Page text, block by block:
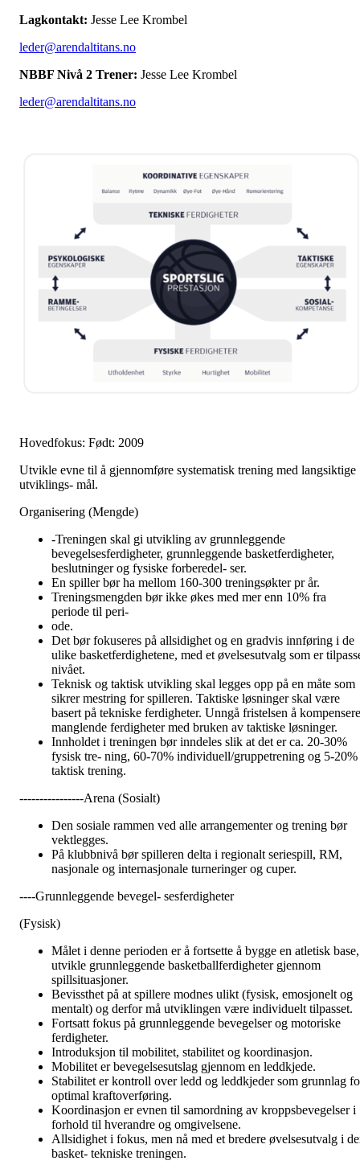
Lagkontakt: Jesse Lee Krombel
leder@arendaltitans.no
NBBF Nivå 2 Trener: Jesse Lee Krombel
leder@arendaltitans.no
Hovedfokus: Født: 2009
Utvikle evne til å gjennomføre systematisk trening med langsiktige
utviklings- mål.
Organisering (Mengde)
-Treningen skal gi utvikling av grunnleggende
bevegelsesferdigheter, grunnleggende basketferdigheter,
beslutninger og fysiske forberedel- ser.
En spiller bør ha mellom 160-300 treningsøkter pr år.
Treningsmengden bør ikke økes med mer enn 10% fra
periode til peri-
ode.
Det bør fokuseres på allsidighet og en gradvis innføring i de
ulike basketferdighetene, med et øvelsesutvalg som er
nivået.
Teknisk og taktisk utvikling skal legges opp på en måte som
sikrer mestring for spilleren. Taktiske løsninger skal være
basert på tekniske ferdigheter. Unngå fristelsen å kompensere
manglende ferdigheter med bruken av taktiske løsninger.
Innholdet i treningen bør inndeles slik at det er ca. 20-30%
fysisk tre- ning, 60-70% individuell/gruppetrening og 5-20%
taktisk trening.
----------------Arena (Sosialt)
Den sosiale rammen ved alle arrangementer og trening bør
vektlegges.
På klubbnivå bør spilleren delta i regionalt seriespill, RM,
nasjonale og internasjonale turneringer og cuper.
----Grunnleggende bevegel- sesferdigheter
(Fysisk)
Målet i denne perioden er å fortsette å bygge en atletisk base,
utvikle grunnleggende basketballferdigheter gjennom
spillsituasjoner.
Bevissthet på at spillere modnes ulikt (fysisk, emosjonelt og
mentalt) og derfor må utviklingen være individuelt tilpasset.
Fortsatt fokus på grunnleggende bevegelser og motoriske
ferdigheter.
Introduksjon til mobilitet, stabilitet og koordinasjon.
Mobilitet er bevegelsesutslag gjennom en leddkjede.
Stabilitet er kontroll over ledd og leddkjeder som grunnlag
optimal kraftoverføring.
Koordinasjon er evnen til samordning av kroppsbevegelser i
forhold til hverandre og omgivelsene.
Allsidighet i fokus, men nå med et bredere øvelsesutvalg i
basket- tekniske treningen.